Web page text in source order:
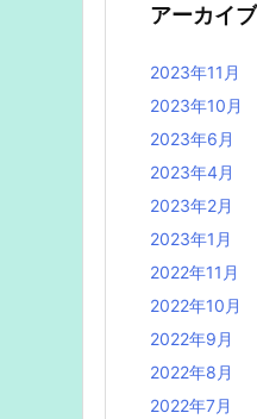
アーカイブ
2023年11月
2023年10月
2023年6月
2023年4月
2023年2月
2023年1月
2022年11月
2022年10月
2022年9月
2022年8月
2022年7月